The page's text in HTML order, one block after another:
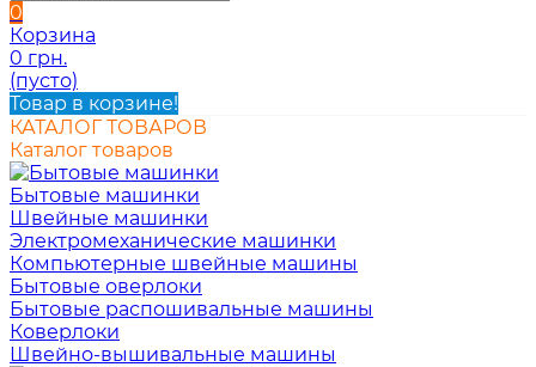
0
Корзина
0 грн.
(пусто)
Товар в корзине!
КАТАЛОГ ТОВАРОВ
Каталог товаров
Бытовые машинки
Швейные машинки
Электромеханические машинки
Компьютерные швейные машины
Бытовые оверлоки
Бытовые распошивальные машины
Коверлоки
Швейно-вышивальные машины